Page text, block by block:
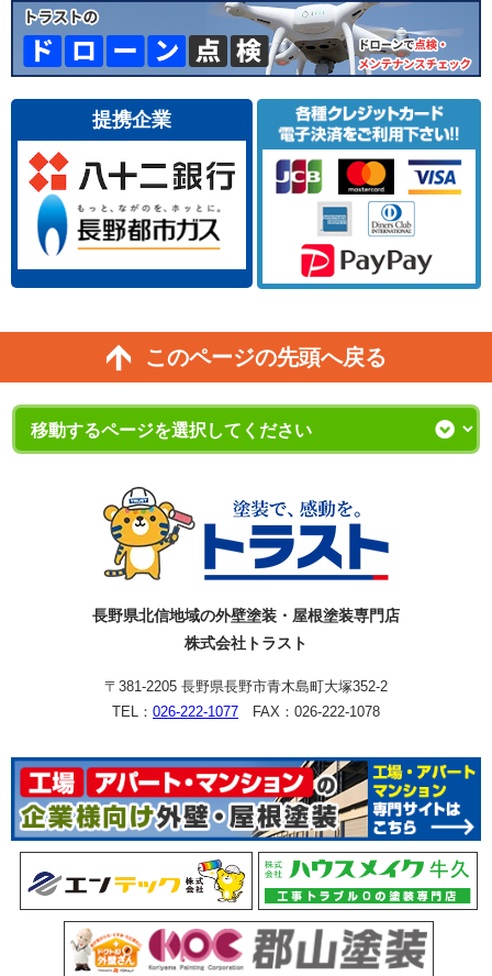
提携企業
このページの先頭へ戻る
長野県北信地域の外壁塗装・屋根塗装専門店
株式会社トラスト
〒381-2205 長野県長野市青木島町大塚352-2
TEL： 026-222-1077 FAX：026-222-1078